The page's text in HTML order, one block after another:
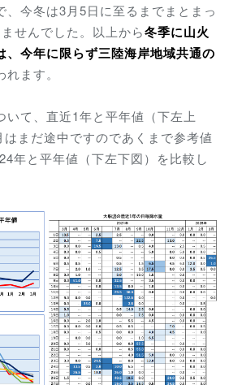
、今冬は3月5日に至るまでまとまっ
せんでした。以上から冬季に山火
今年に限らず三陸海岸地域共通の
ます。
いて、直近1年と平年値 （下左上
まだ途中ですのであくまで参考値
年と平年値（下左下図）を比較し